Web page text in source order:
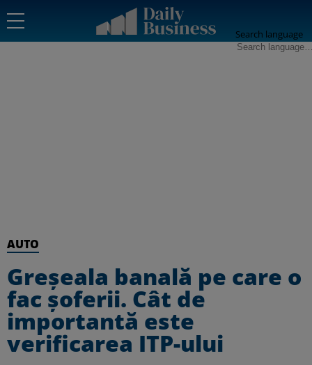
Search language
AUTO
Greșeala banală pe care o
fac șoferii. Cât de
importantă este
verificarea ITP-ului